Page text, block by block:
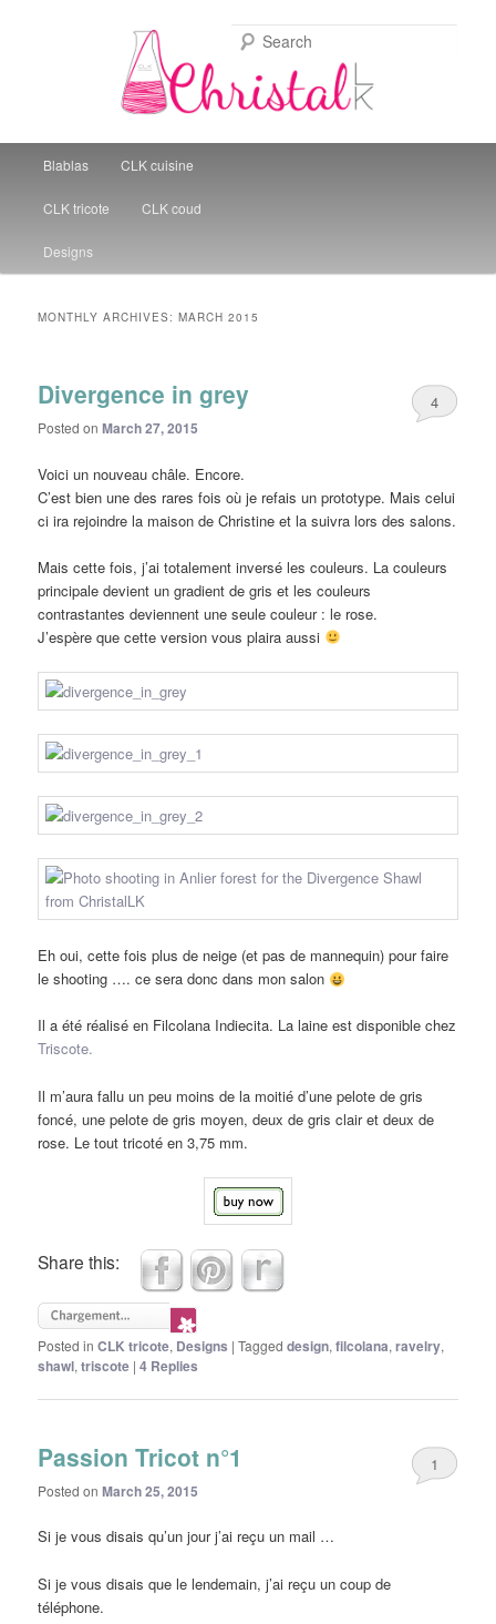
Christal Little Kitchen
Skip to primary content
Skip to secondary content
Blablas CLK cuisine
CLK tricote CLK coud
Designs
MONTHLY ARCHIVES:MARCH 2015
Divergence in grey
Posted onMarch 27, 2015
4
Voici un nouveau châle. Encore.
C’est bien une des rares fois où je refais un prototype. Mais celui
ci ira rejoindre la maison de Christine et la suivra lors des salons.
Mais cette fois, j’ai totalement inversé les couleurs. La couleurs
principale devient un gradient de gris et les couleurs
contrastantes deviennent une seule couleur : le rose.
J’espère que cette version vous plaira aussi
Eh oui, cette fois plus de neige (et pas de mannequin) pour faire
le shooting …. ce sera donc dans mon salon
Il a été réalisé en Filcolana Indiecita. La laine est disponible chez
Triscote.
Il m’aura fallu un peu moins de la moitié d’une pelote de gris
foncé, une pelote de gris moyen, deux de gris clair et deux de
rose. Le tout tricoté en 3,75 mm.
Share this:
Posted in CLK tricote, Designs |Tagged design,filcolana,ravelry,
shawl,triscote |4 Replies
Passion Tricot n°1
Posted onMarch 25, 2015
1
Si je vous disais qu’un jour j’ai reçu un mail …
Si je vous disais que le lendemain, j’ai reçu un coup de
téléphone.